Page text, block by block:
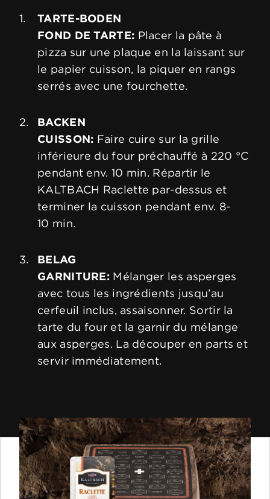
TARTE-BODEN
FOND DE TARTE: Placer la pâte à
pizza sur une plaque en la laissant sur
le papier cuisson, la piquer en rangs
serrés avec une fourchette.
BACKEN
CUISSON: Faire cuire sur la grille
inférieure du four préchauffé à 220 °C
pendant env. 10 min. Répartir le
KALTBACH Raclette par-dessus et
terminer la cuisson pendant env. 8-
10 min.
BELAG
GARNITURE: Mélanger les asperges
avec tous les ingrédients jusqu’au
cerfeuil inclus, assaisonner. Sortir la
tarte du four et la garnir du mélange
aux asperges. La découper en parts et
servir immédiatement.